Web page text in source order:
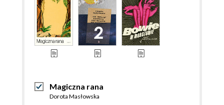
Magiczna rana
Dorota Masłowska